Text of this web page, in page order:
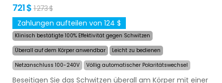
721 $ 1 273 $
Zahlungen aufteilen von 124 $
Klinisch bestätigte 100% Effektivität gegen Schwitzen
Überall auf dem Körper anwendbar
Leicht zu bedienen
Netzanschluss 100-240V
Völlig automatischer Polaritätswechsel
Beseitigen Sie das Schwitzen überall am Körper mit einer